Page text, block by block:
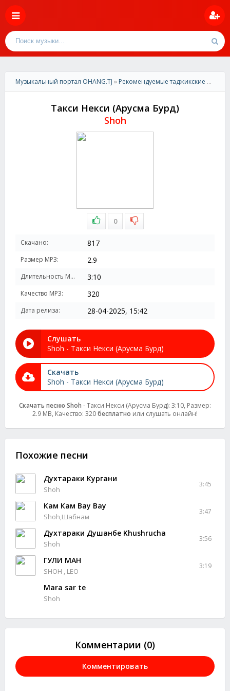
Музыкальный портал OHANG.TJ » Рекомендуемые таджикские песни
Такси Некси (Арусма Бурд)
Shoh
0
Скачано: 817
Размер MP3: 2.9
Длительность MP3: 3:10
Качество MP3: 320
Дата релиза: 28-04-2025, 15:42
Слушать
Shoh - Такси Некси (Арусма Бурд)
Скачать
Shoh - Такси Некси (Арусма Бурд)
Скачать песню Shoh - Такси Некси (Арусма Бурд): 3:10, Размер:
2.9 MB, Качество: 320бесплатно или слушать онлайн!
Похожие песни
Духтараки Кургани
Shoh
3:45
Кам Кам Bay Bay
Shoh,Шабнам
3:47
Духтараки Душанбе Khushrucha
Shoh
3:56
ГУЛИ МАН
SHOH , LEO
3:19
Mara sar te
Shoh
Комментарии (0)
Комментировать